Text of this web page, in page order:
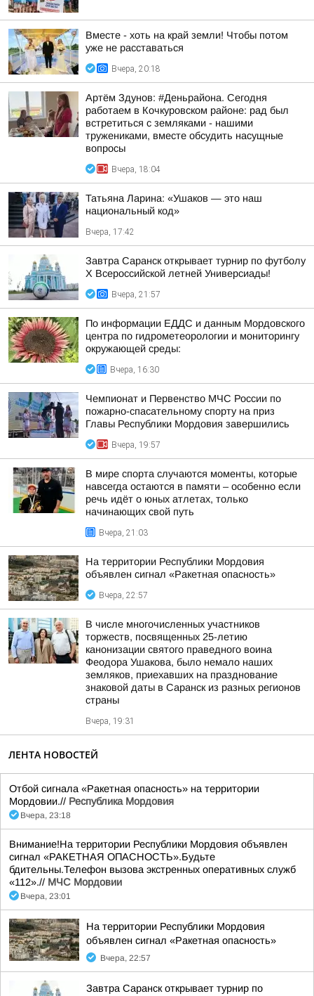
Вместе - хоть на край земли! Чтобы потом
уже не расставаться
Вчера, 20:18
Артём Здунов: #Деньрайона. Сегодня
работаем в Кочкуровском районе: рад был
встретиться с земляками - нашими
тружениками, вместе обсудить насущные
вопросы
Вчера, 18:04
Татьяна Ларина: «Ушаков — это наш
национальный код»
Вчера, 17:42
Завтра Саранск открывает турнир по футболу
X Всероссийской летней Универсиады!
Вчера, 21:57
По информации ЕДДС и данным Мордовского
центра по гидрометеорологии и мониторингу
окружающей среды:
Вчера, 16:30
Чемпионат и Первенство МЧС России по
пожарно-спасательному спорту на приз
Главы Республики Мордовия завершились
Вчера, 19:57
В мире спорта случаются моменты, которые
навсегда остаются в памяти – особенно если
речь идёт о юных атлетах, только
начинающих свой путь
Вчера, 21:03
На территории Республики Мордовия
объявлен сигнал «Ракетная опасность»
Вчера, 22:57
В числе многочисленных участников
торжеств, посвященных 25-летию
канонизации святого праведного воина
Феодора Ушакова, было немало наших
земляков, приехавших на празднование
знаковой даты в Саранск из разных регионов
страны
Вчера, 19:31
ЛЕНТА НОВОСТЕЙ
Отбой сигнала «Ракетная опасность» на территории
Мордовии.// Республика Мордовия
Вчера, 23:18
Внимание!На территории Республики Мордовия объявлен
сигнал «РАКЕТНАЯ ОПАСНОСТЬ».Будьте
бдительны.Телефон вызова экстренных оперативных служб
«112».// МЧС Мордовии
Вчера, 23:01
На территории Республики Мордовия
объявлен сигнал «Ракетная опасность»
Вчера, 22:57
Завтра Саранск открывает турнир по